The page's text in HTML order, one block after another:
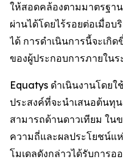
ให้สอดคล้องตามมาตรฐาน
ผ่านได้โดยไร้รอยต่อเมื่อ
ได้ การดำเนินการนี้จะเกิ
ของผู้ประกอบการภายใน
Equatys ดำเนินงานโดยใ
ประสงค์ที่จะนำเสนอต้นทุ
สามารถด้านดาวเทียม ใ
ความถี่และผลประโยชน์แ
โมเดลดังกล่าวได้รับการอ